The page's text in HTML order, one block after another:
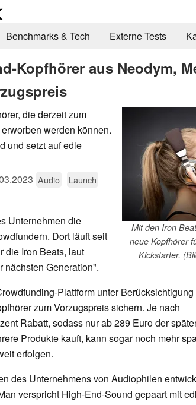
Benchmarks & Tech Externe Tests
Kopfhörer aus Neodym,
Mit den Iron
neue Kopfhörer
Kickstarter.
die derzeit zum
werden können.
und setzt auf edle
Audio
Launch
Unternehmen die
Dort läuft seit
die Iron Beats, laut
nächsten Generation".
Plattform unter Berücksichtigung
zum Vorzugspreis sichern. Je nach
Rabatt, sodass nur ab 289 Euro der
Produkte kauft, kann sogar noch mehr
erfolgen.
des Unternehmens von Audiophilen
verspricht High-End-Sound gepaart mit